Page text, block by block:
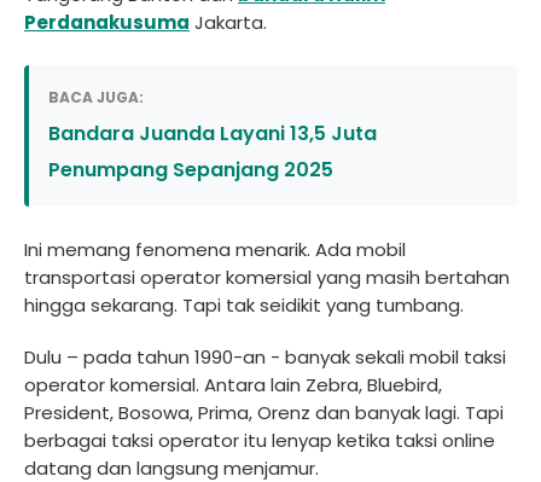
Perdanakusuma Jakarta.
BACA JUGA:
Bandara Juanda Layani 13,5 Juta
Penumpang Sepanjang 2025
Ini memang fenomena menarik. Ada mobil
transportasi operator komersial yang masih bertahan
hingga sekarang. Tapi tak seidikit yang tumbang.
Dulu – pada tahun 1990-an - banyak sekali mobil taksi
operator komersial. Antara lain Zebra, Bluebird,
President, Bosowa, Prima, Orenz dan banyak lagi. Tapi
berbagai taksi operator itu lenyap ketika taksi online
datang dan langsung menjamur.